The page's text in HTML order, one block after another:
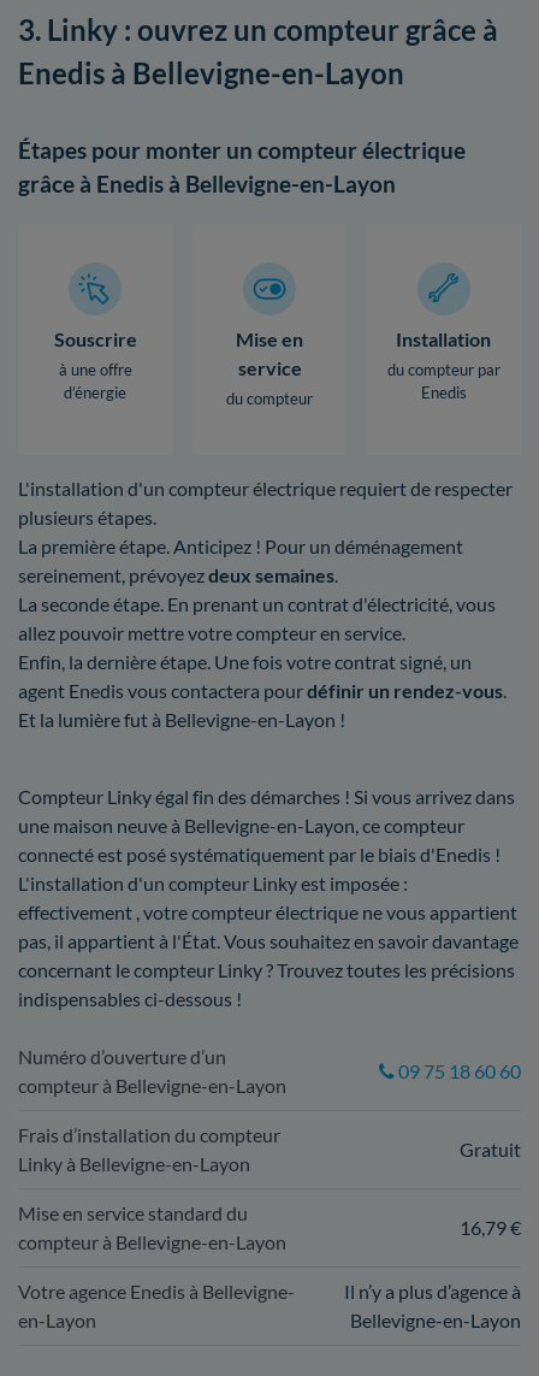
3. Linky : ouvrez un compteur grâce à
Enedis à Bellevigne-en-Layon
Étapes pour monter un compteur électrique
grâce à Enedis à Bellevigne-en-Layon
Souscrire
à une offre
d’énergie
Mise en
service
du compteur
Installation
du compteur par
Enedis
L'installation d'un compteur électrique requiert de respecter
plusieurs étapes.
La première étape. Anticipez ! Pour un déménagement
sereinement, prévoyezdeux semaines.
La seconde étape. En prenant un contrat d'électricité, vous
allez pouvoir mettre votre compteur en service.
Enfin, la dernière étape. Une fois votre contrat signé, un
agent Enedis vous contactera pourdéfinir un rendez-vous.
Et la lumière fut à Bellevigne-en-Layon !
Compteur Linky égal fin des démarches ! Si vous arrivez dans
une maison neuve à Bellevigne-en-Layon, ce compteur
connecté est posé systématiquement par le biais d'Enedis !
L'installation d'un compteur Linky est imposée :
effectivement , votre compteur électrique ne vous appartient
pas, il appartient à l'État. Vous souhaitez en savoir davantage
concernant le compteur Linky ? Trouvez toutes les précisions
indispensables ci-dessous !
Numéro d’ouverture d’un
compteur à Bellevigne-en-Layon
09 75 18 60 60
Frais d’installation du compteur
Linky à Bellevigne-en-Layon
Gratuit
Mise en service standard du
compteur à Bellevigne-en-Layon
16,79 €
Votre agence Enedis à Bellevigne-
en-Layon
Il n’y a plus d’agence à
Bellevigne-en-Layon